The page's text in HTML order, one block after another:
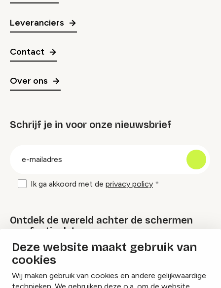
Deze website maakt gebruik van
cookies
Wij maken gebruik van cookies en andere gelijkwaardige
Leveranciers
Contact
Over ons
Schrijf je in voor onze nieuwsbrief
Ik ga akkoord met de privacy policy
Ontdek de wereld achter de schermen
van festivals!
Lees onze Festival Specials